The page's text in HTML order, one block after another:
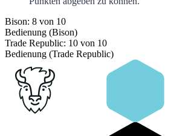
Bison: 8 von 10
Bedienung (Bison)
Trade Republic: 10 von 10
Bedienung (Trade Republic)